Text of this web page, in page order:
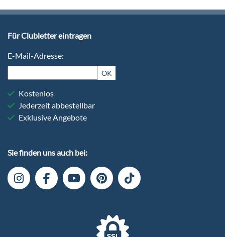
Sie finden uns auch bei:
Für Clubletter eintragen
E-Mail-Adresse:
OK
Kostenlos
Jederzeit abbestellbar
Exklusive Angebote